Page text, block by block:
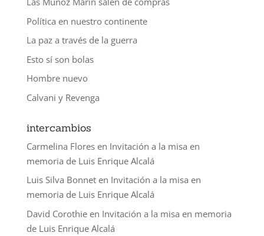
Política en nuestro continente
La paz a través de la guerra
Esto sí son bolas
Hombre nuevo
Calvani y Revenga
intercambios
Carmelina Floresen Invitación a la misa en
memoria de Luis Enrique Alcalá
Luis Silva Bonneten Invitación a la misa en
memoria de Luis Enrique Alcalá
David Corothieen Invitación a la misa en memoria
de Luis Enrique Alcalá